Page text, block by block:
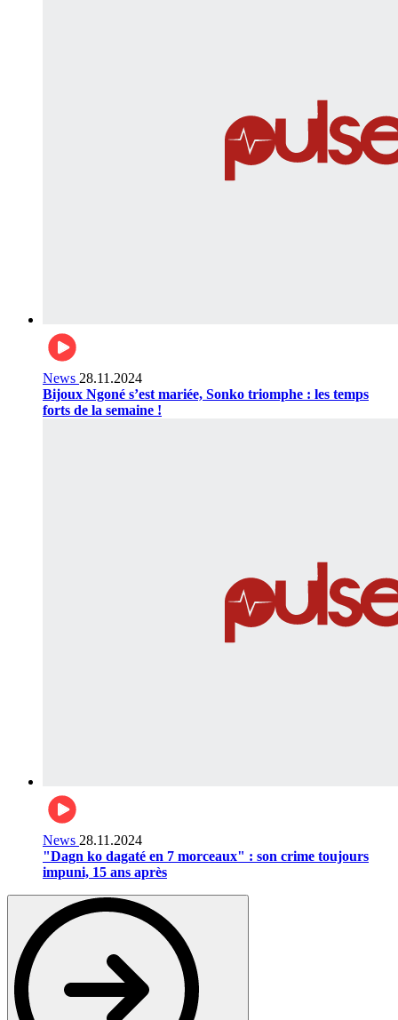
News 28.11.2024
Bijoux Ngoné s’est mariée, Sonko triomphe : les temps
forts de la semaine !
News 28.11.2024
"Dagn ko dagaté en 7 morceaux" : son crime toujours
impuni, 15 ans après